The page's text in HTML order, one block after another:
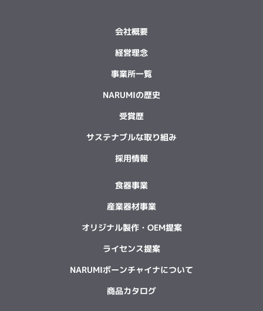
会社概要
経営理念
事業所一覧
NARUMIの歴史
受賞歴
サステナブルな取り組み
採用情報
食器事業
産業器材事業
オリジナル製作・OEM提案
ライセンス提案
NARUMIボーンチャイナについて
商品カタログ